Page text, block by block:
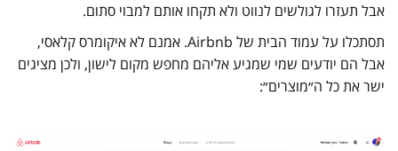
אבל תעזרו לגולשים לנווט ולא תקחו אותם למבוי סתום.
תסתכלו על עמוד הבית של Airbnb. אמנם לא איקומרס קלאסי,
אבל הם יודעים שמי שמגיע אליהם מחפש מקום לישון, ולכן מציגים
ישר את כל ה״מוצרים״: